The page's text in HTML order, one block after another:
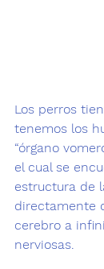
Los perros
tenemos los
“órgano
el cual se
estructura de
directamente
cerebro a
nerviosas.